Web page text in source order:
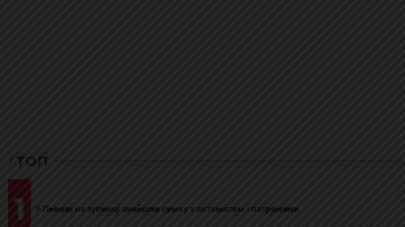
ТОП
1 У Львові на зупинці знайшли сумку з автоматом і патронами